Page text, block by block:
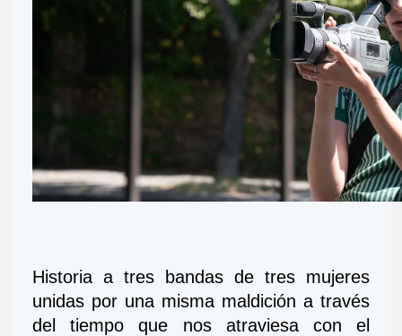
Historia a tres bandas de tres mujeres
unidas por una misma maldición a través
del tiempo que nos atraviesa con el